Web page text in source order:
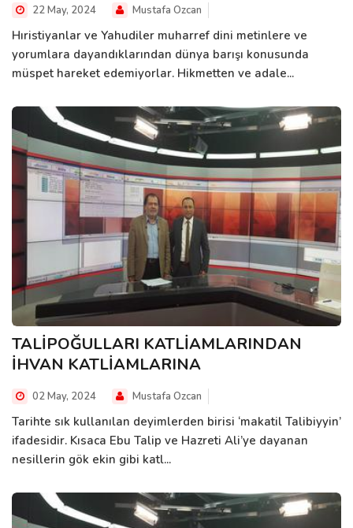
22 May, 2024 Mustafa Ozcan
Hıristiyanlar ve Yahudiler muharref dini metinlere ve
yorumlara dayandıklarından dünya barışı konusunda
müspet hareket edemiyorlar. Hikmetten ve adale...
TALİPOĞULLARI KATLİAMLARINDAN
İHVAN KATLİAMLARINA
02 May, 2024 Mustafa Ozcan
Tarihte sık kullanılan deyimlerden birisi ‘makatil Talibiyyin’
ifadesidir. Kısaca Ebu Talip ve Hazreti Ali’ye dayanan
nesillerin gök ekin gibi katl...